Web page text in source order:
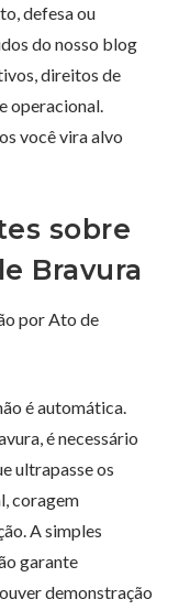
defesa ou
do nosso blog
direitos de
operacional.
você vira alvo
sobre
Bravura
por Ato de
é automática.
é necessário
ultrapasse os
coragem
A simples
garante
demonstração